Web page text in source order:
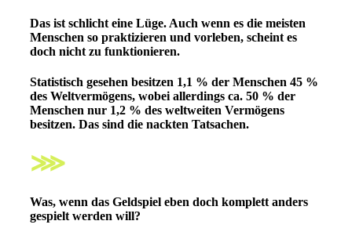
Das ist schlicht eine Lüge. Auch wenn es die meisten
Menschen so praktizieren und vorleben, scheint es
doch nicht zu funktionieren.
Statistisch gesehen besitzen 1,1 % der Menschen 45 %
des Weltvermögens, wobei allerdings ca. 50 % der
Menschen nur 1,2 % des weltweiten Vermögens
besitzen. Das sind die nackten Tatsachen.
⋙
Was, wenn das Geldspiel eben doch komplett anders
gespielt werden will?